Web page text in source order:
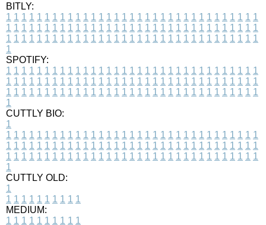
BITLY:
1 1 1 1 1 1 1 1 1 1 1 1 1 1 1 1 1 1 1 1 1 1 1 1 1 1 1 1 1 1 1 1 1
1 1 1 1 1 1 1 1 1 1 1 1 1 1 1 1 1 1 1 1 1 1 1 1 1 1 1 1 1 1 1 1 1
1 1 1 1 1 1 1 1 1 1 1 1 1 1 1 1 1 1 1 1 1 1 1 1 1 1 1 1 1 1 1 1 1
1
SPOTIFY:
1 1 1 1 1 1 1 1 1 1 1 1 1 1 1 1 1 1 1 1 1 1 1 1 1 1 1 1 1 1 1 1 1
1 1 1 1 1 1 1 1 1 1 1 1 1 1 1 1 1 1 1 1 1 1 1 1 1 1 1 1 1 1 1 1 1
1 1 1 1 1 1 1 1 1 1 1 1 1 1 1 1 1 1 1 1 1 1 1 1 1 1 1 1 1 1 1 1 1
1
CUTTLY BIO:
1
1 1 1 1 1 1 1 1 1 1 1 1 1 1 1 1 1 1 1 1 1 1 1 1 1 1 1 1 1 1 1 1 1
1 1 1 1 1 1 1 1 1 1 1 1 1 1 1 1 1 1 1 1 1 1 1 1 1 1 1 1 1 1 1 1 1
1 1 1 1 1 1 1 1 1 1 1 1 1 1 1 1 1 1 1 1 1 1 1 1 1 1 1 1 1 1 1 1 1
1
CUTTLY OLD:
1
1 1 1 1 1 1 1 1 1 1
MEDIUM:
1 1 1 1 1 1 1 1 1 1